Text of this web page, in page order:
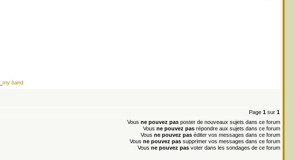
my band
Page 1 sur 1
Vous ne pouvez pas poster de nouveaux sujets dans ce forum
Vous ne pouvez pas répondre aux sujets dans ce forum
Vous ne pouvez pas éditer vos messages dans ce forum
Vous ne pouvez pas supprimer vos messages dans ce forum
Vous ne pouvez pas voter dans les sondages de ce forum